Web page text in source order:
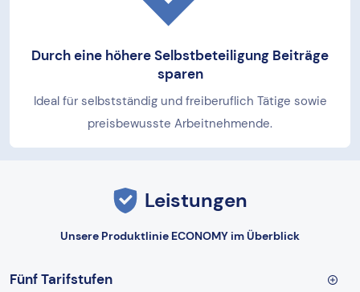
Durch eine höhere Selbstbeteiligung Beiträge
sparen
Ideal für selbstständig und freiberuflich Tätige sowie
preisbewusste Arbeitnehmende.
Leistungen
Unsere Produktlinie ECONOMY im Überblick
Fünf Tarifstufen